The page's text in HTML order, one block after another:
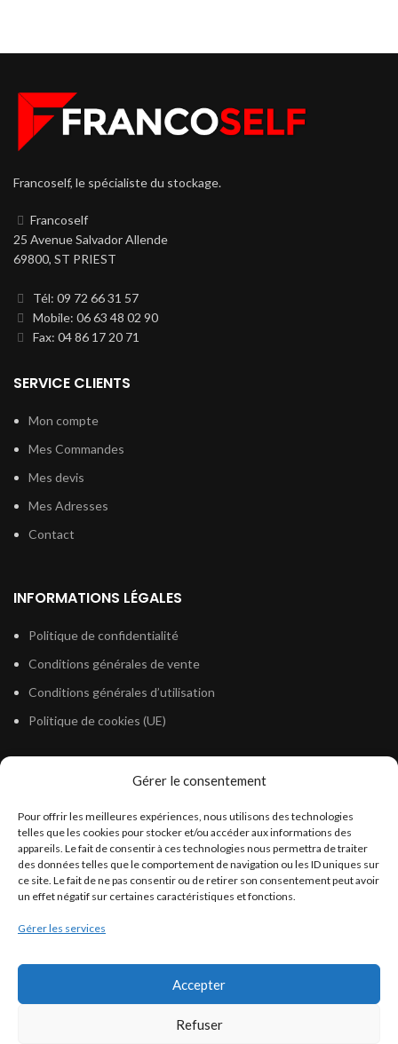
Gérer le consentement
Pour offrir les meilleures expériences, nous utilisons des technologies
telles que les cookies pour stocker et/ou accéder aux informations des
appareils. Le fait de consentir à ces technologies nous permettra de traiter
des données telles que le comportement de navigation ou les ID uniques sur
ce site. Le fait de ne pas consentir ou de retirer son consentement peut avoir
un effet négatif sur certaines caractéristiques et fonctions.
Gérer les services
Accepter
Refuser
Francoself, le spécialiste du stockage.
Francoself
25 Avenue Salvador Allende
69800, ST PRIEST
Tél: 09 72 66 31 57
Mobile: 06 63 48 02 90
Fax: 04 86 17 20 71
SERVICE CLIENTS
Mon compte
Mes Commandes
Mes devis
Mes Adresses
Contact
INFORMATIONS LÉGALES
Politique de confidentialité
Conditions générales de vente
Conditions générales d’utilisation
Politique de cookies (UE)
Législation Gasoil Fioul GNR
Législation Essence
Législation Adblue
Législation Eau
Législation Lubrifiant
Législation Phytosanitaire